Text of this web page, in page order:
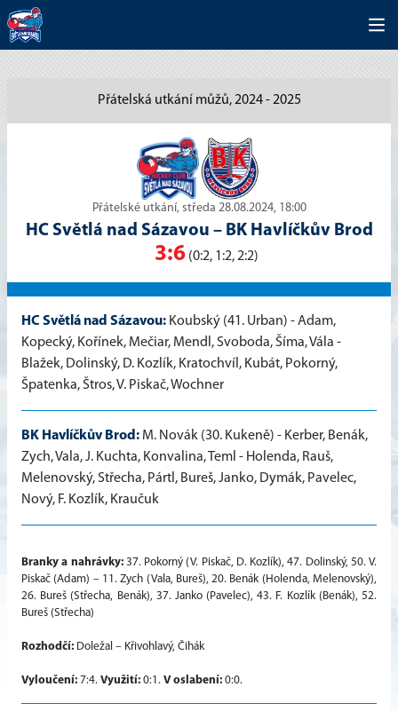
Přátelská utkání můžů, 2024 - 2025
Přátelské utkání, středa 28.08.2024, 18:00
HC Světlá nad Sázavou – BK Havlíčkův Brod
3:6 (0:2, 1:2, 2:2)
HC Světlá nad Sázavou: Koubský (41. Urban) - Adam,
Kopecký, Kořínek, Mečiar, Mendl, Svoboda, Šíma, Vála -
Blažek, Dolinský, D. Kozlík, Kratochvíl, Kubát, Pokorný,
Špatenka, Štros, V. Piskač, Wochner
BK Havlíčkův Brod: M. Novák (30. Kukeně) - Kerber, Benák,
Zych, Vala, J. Kuchta, Konvalina, Teml - Holenda, Rauš,
Melenovský, Střecha, Pártl, Bureš, Janko, Dymák, Pavelec,
Nový, F. Kozlík, Kraučuk
Branky a nahrávky:37. Pokorný (V. Piskač, D. Kozlík), 47. Dolinský, 50. V.
Piskač (Adam) – 11. Zych (Vala, Bureš), 20. Benák (Holenda, Melenovský),
26. Bureš (Střecha, Benák), 37. Janko (Pavelec), 43. F. Kozlík (Benák), 52.
Bureš (Střecha)
Rozhodčí: Doležal – Křivohlavý, Čihák
Vyloučení: 7:4. Využití: 0:1. V oslabení: 0:0.